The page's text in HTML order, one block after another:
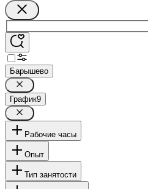
Барышево
График9
Рабочие часы
Опыт
Тип занятости